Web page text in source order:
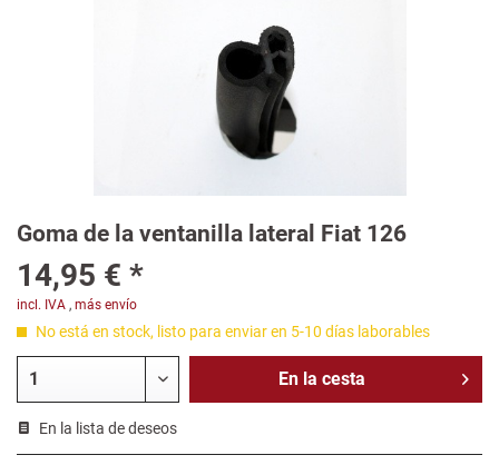
Goma de la ventanilla lateral Fiat 126
14,95 € *
incl. IVA , más envío
No está en stock, listo para enviar en 5-10 días laborables
En la cesta
En la lista de deseos